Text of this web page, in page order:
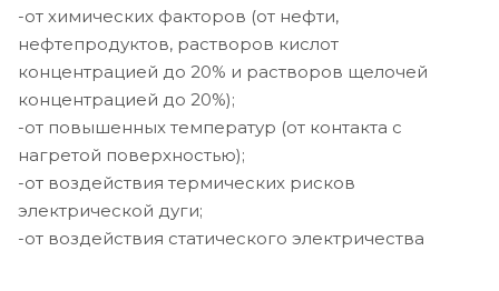
-от химических факторов (от нефти,
нефтепродуктов, растворов кислот
концентрацией до 20% и растворов щелочей
концентрацией до 20%);
-от повышенных температур (от контакта с
нагретой поверхностью);
-от воздействия термических рисков
электрической дуги;
-от воздействия статического электричества